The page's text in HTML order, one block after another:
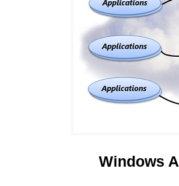
Windows